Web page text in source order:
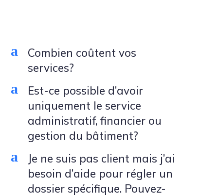
a
Combien coûtent vos
services?
a
Est-ce possible d’avoir
uniquement le service
administratif, financier ou
gestion du bâtiment?
a
Je ne suis pas client mais j’ai
besoin d’aide pour régler un
dossier spécifique. Pouvez-